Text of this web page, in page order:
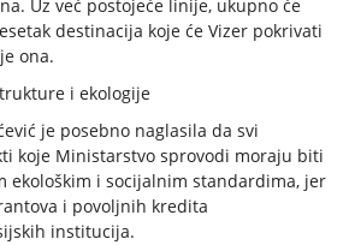
Uz već postojeće linije, ukupno će
destinacija koje će Vizer pokrivati
ona.
i ekologije
je posebno naglasila da svi
koje Ministarstvo sprovodi moraju biti
ekološkim i socijalnim standardima, jer
i povoljnih kredita
institucija.